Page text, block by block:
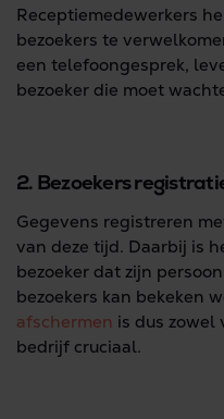
Receptiemedewerkers
bezoekers te
een telefoongesprek,
bezoeker die moet
2. Bezoekers
Gegevens registreren
van deze tijd. Daarbij is
bezoeker dat zijn
bezoekers kan bekeken
afschermen is dus zowel
bedrijf cruciaal.